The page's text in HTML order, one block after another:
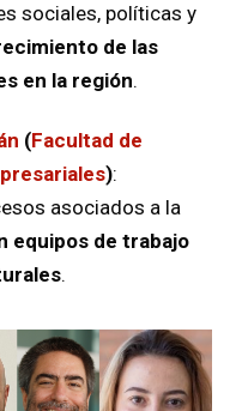
sociales, políticas y
de las
en la región.
(Facultad de
):
asociados a la
equipos de trabajo
.